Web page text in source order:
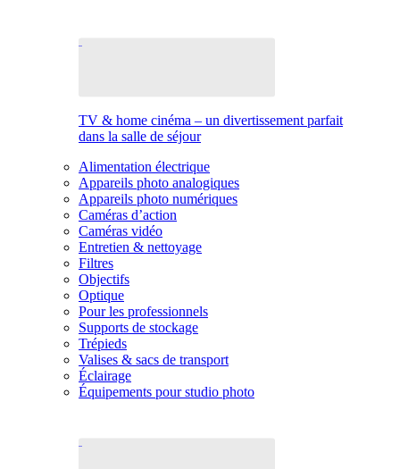
TV & home cinéma – un divertissement parfait
dans la salle de séjour
Alimentation électrique
Appareils photo analogiques
Appareils photo numériques
Caméras d’action
Caméras vidéo
Entretien & nettoyage
Filtres
Objectifs
Optique
Pour les professionnels
Supports de stockage
Trépieds
Valises & sacs de transport
Éclairage
Équipements pour studio photo